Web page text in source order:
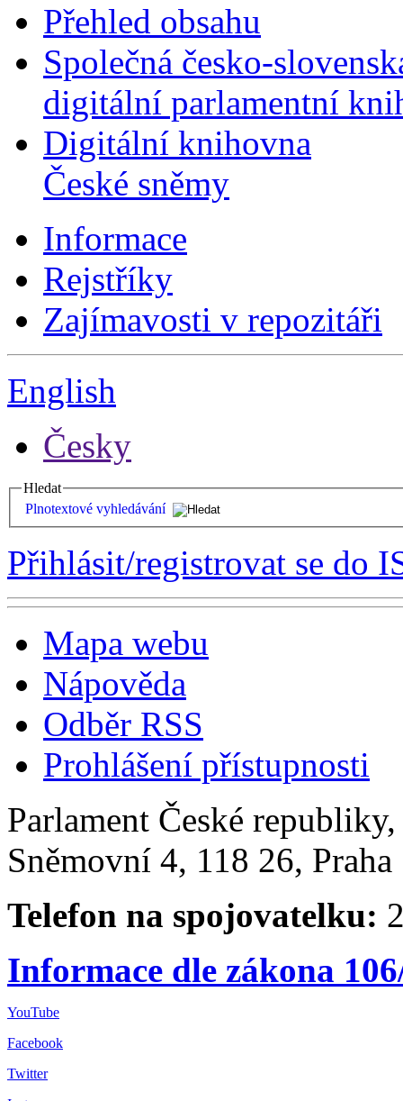
Přehled obsahu
Společná česko-
digitální parlamentní
Digitální knihovna
České sněmy
Informace
Rejstříky
Zajímavosti v repozitáři
English
Česky
Hledat
Plnotextové vyhledávání
Přihlásit/registrovat se do
Mapa webu
Nápověda
Odběr RSS
Prohlášení přístupnosti
Parlament České
Sněmovní 4, 118 26,
Telefon na spojovatelku:
Informace dle zákona
YouTube
Facebook
Twitter